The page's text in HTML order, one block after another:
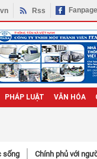
Rss Fanpage
PHÁP LUẬT VĂN HÓA
sống Chính phủ với